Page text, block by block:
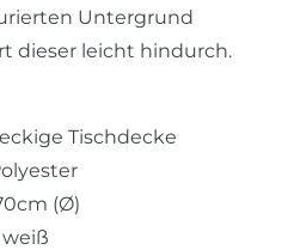
Untergrund
dieser leicht hindurch.
Tischdecke
(Ø)